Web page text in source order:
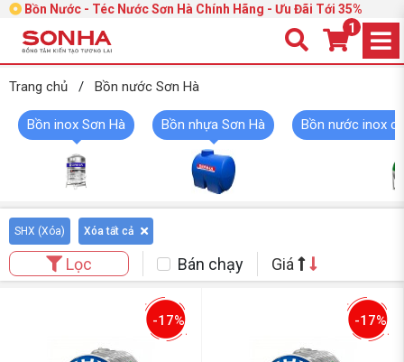
Bồn Nước - Téc Nước Sơn Hà Chính Hãng - Ưu Đãi Tới 35%
1
Trang chủ / Bồn nước Sơn Hà
Bồn inox Sơn Hà Bồn nhựa Sơn Hà Bồn nước inox
SHX (Xóa) Xóa tất cả
Lọc Bán chạy Giá
-17% -17%